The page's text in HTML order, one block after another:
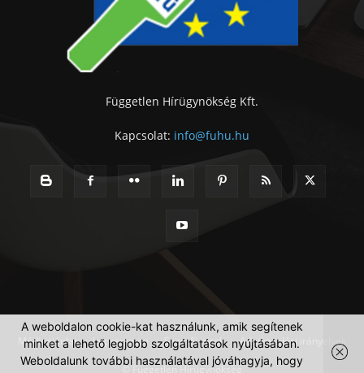
Független Hírügynökség Kft.
Kapcsolat: info@fuhu.hu
Médiaajánlat Impresszum Szerzői jogok Adatkezelési irányelvek
© Független Hírügynökség
A weboldalon cookie-kat használunk, amik segítenek
minket a lehető legjobb szolgáltatások nyújtásában.
Weboldalunk további használatával jóváhagyja, hogy